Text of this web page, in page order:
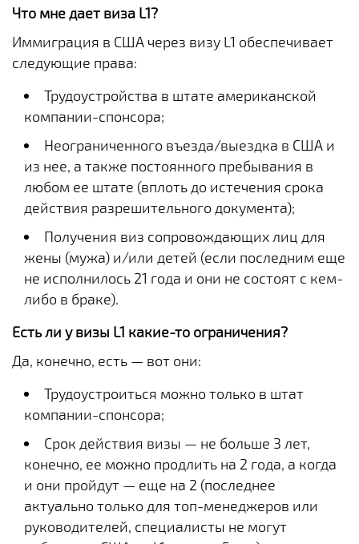
Что мне дает виза L1?
Иммиграция в США через визу L1 обеспечивает
следующие права:
Трудоустройства в штате американской
компании-спонсора;
Неограниченного въезда/выездка в США и
из нее, а также постоянного пребывания в
любом ее штате (вплоть до истечения срока
действия разрешительного документа);
Получения виз сопровождающих лиц для
жены (мужа) и/или детей (если последним еще
не исполнилось 21 года и они не состоят с кем-
либо в браке).
Есть ли у визы L1 какие-то ограничения?
Да, конечно, есть — вот они:
Трудоустроиться можно только в штат
компании-спонсора;
Срок действия визы — не больше 3 лет,
конечно, ее можно продлить на 2 года, а когда
и они пройдут — еще на 2 (последнее
актуально только для топ-менеджеров или
руководителей, специалисты не могут